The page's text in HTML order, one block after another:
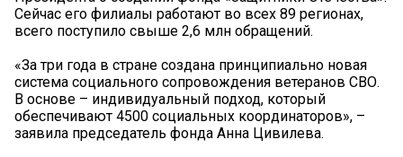
Сейчас его филиалы работают во всех 89 регионах,
всего поступило свыше 2,6 млн обращений.
«За три года в стране создана принципиально новая
система социального сопровождения ветеранов СВО.
В основе – индивидуальный подход, который
обеспечивают 4500 социальных координаторов», –
заявила председатель фонда Анна Цивилева.